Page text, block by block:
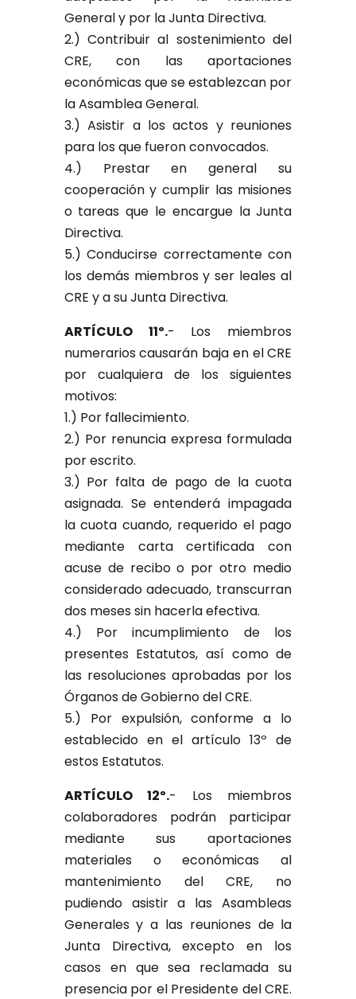
General y por la Junta Directiva.
2.) Contribuir al sostenimiento del
CRE, con las aportaciones
económicas que se establezcan por
la Asamblea General.
3.) Asistir a los actos y reuniones
para los que fueron convocados.
4.) Prestar en general su
cooperación y cumplir las misiones
o tareas que le encargue la Junta
Directiva.
5.) Conducirse correctamente con
los demás miembros y ser leales al
CRE y a su Junta Directiva.
ARTÍCULO 11º.- Los miembros
numerarios causarán baja en el CRE
por cualquiera de los siguientes
motivos:
1.) Por fallecimiento.
2.) Por renuncia expresa formulada
por escrito.
3.) Por falta de pago de la cuota
asignada. Se entenderá impagada
la cuota cuando, requerido el pago
mediante carta certificada con
acuse de recibo o por otro medio
considerado adecuado, transcurran
dos meses sin hacerla efectiva.
4.) Por incumplimiento de los
presentes Estatutos, así como de
las resoluciones aprobadas por los
Órganos de Gobierno del CRE.
5.) Por expulsión, conforme a lo
establecido en el artículo 13º de
estos Estatutos.
ARTÍCULO 12º.- Los miembros
colaboradores podrán participar
mediante sus aportaciones
materiales o económicas al
mantenimiento del CRE, no
pudiendo asistir a las Asambleas
Generales y a las reuniones de la
Junta Directiva, excepto en los
casos en que sea reclamada su
presencia por el Presidente del CRE.